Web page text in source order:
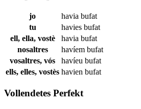
jo havia bufat
tu
havies bufat
ell, ella, vostè
havia bufat
nosaltres
havíem bufat
vosaltres, vós
havíeu bufat
ells, elles, vostès havien bufat
Vollendetes Perfekt